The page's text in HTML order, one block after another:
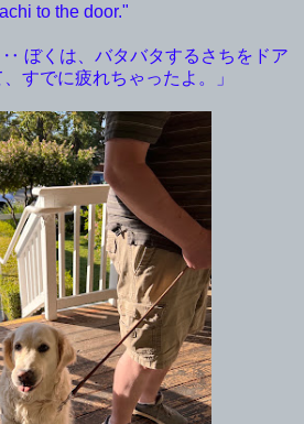
to the door."
ぼくは、バタバタするさちをドア
すでに疲れちゃったよ。」